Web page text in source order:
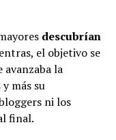
descubrían
el objetivo se
avanzaba la
más su
ni los
final.